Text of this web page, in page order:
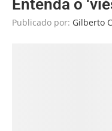
Entenda o
Publicado por: Gilberto